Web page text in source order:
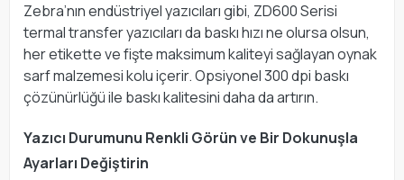
Zebra’nın endüstriyel yazıcıları gibi, ZD600 Serisi
termal transfer yazıcıları da baskı hızı ne olursa olsun,
her etikette ve fişte maksimum kaliteyi sağlayan oynak
sarf malzemesi kolu içerir. Opsiyonel 300 dpi baskı
çözünürlüğü ile baskı kalitesini daha da artırın.
Yazıcı Durumunu Renkli Görün ve Bir Dokunuşla
Ayarları Değiştirin